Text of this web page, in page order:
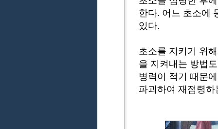
한다. 어느 초소에
있다.
초소를 지키기 위
을 지켜내는 방법
병력이 적기 때문
파괴하여 재점령